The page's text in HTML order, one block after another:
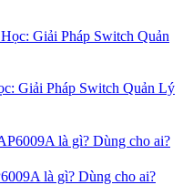
Giải Pháp Switch Quản Lý
là gì? Dùng cho ai?